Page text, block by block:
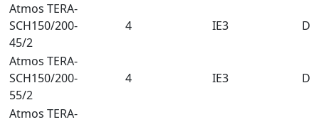
Atmos TERA-
SCH150/200-
45/2
4 IE3
Atmos TERA-
SCH150/200-
55/2
4 IE3
Atmos TERA-